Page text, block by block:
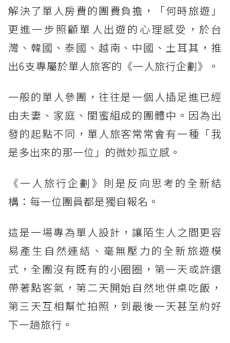
解決了單人房費的團費負擔，「何時旅遊」
更進一步照顧單人出遊的心理感受，於台
灣、韓國、泰國、越南、中國、土耳其，推
出6支專屬於單人旅客的《一人旅行企劃》。
一般的單人參團，往往是一個人插足進已經
由夫妻、家庭、閨蜜組成的團體中。因為出
發的起點不同，單人旅客常常會有一種「我
是多出來的那一位」的微妙孤立感。
《一人旅行企劃》則是反向思考的全新結
構：每一位團員都是獨自報名。
這是一場專為單人設計，讓陌生人之間更容
易產生自然連結、毫無壓力的全新旅遊模
式，全團沒有既有的小圈圈，第一天或許還
帶著點客氣，第二天開始自然地併桌吃飯，
第三天互相幫忙拍照，到最後一天甚至約好
下一趟旅行。